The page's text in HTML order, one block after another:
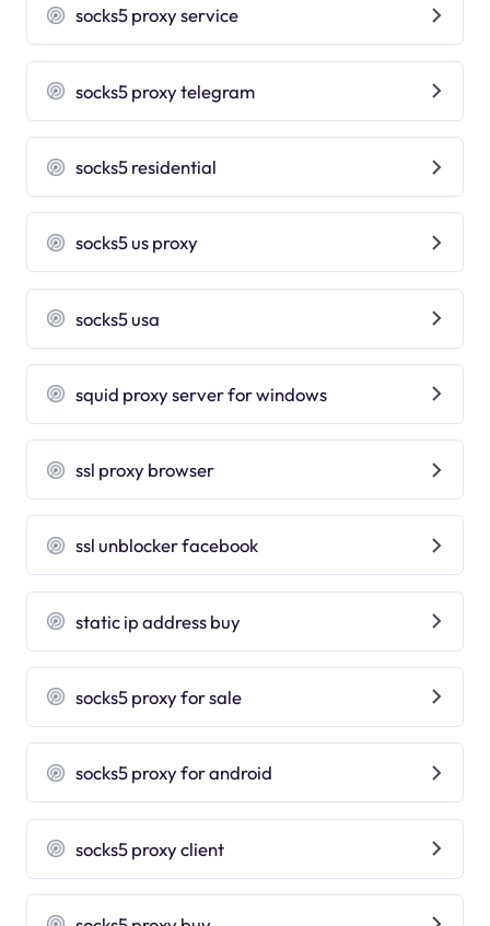
socks5 proxy service
socks5 proxy telegram
socks5 residential
socks5 us proxy
socks5 usa
squid proxy server for windows
ssl proxy browser
ssl unblocker facebook
static ip address buy
socks5 proxy for sale
socks5 proxy for android
socks5 proxy client